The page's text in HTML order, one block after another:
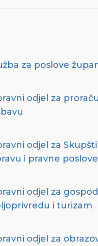
za poslove
odjel za
odjel za
i pravne poslove
odjel za
i turizam
odjel za